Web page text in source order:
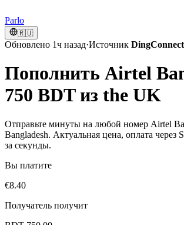
Parlo
🇷🇺
Обновлено 1ч назад·Источник DingConnect
Пополнить Airtel
750 BDT из the UK
Отправьте минуты на любой номер Airtel
Bangladesh. Актуальная цена, оплата через
за секунды.
Вы платите
€8.40
Получатель получит